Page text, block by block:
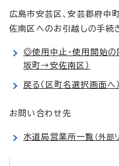
広島市安芸区、安芸郡府中
佐南区へのお引越しの手続
◎使用中止・使用開始の
坂町→安佐南区）
戻る（区町名選択画面へ）
お問い合わせ先
水道局営業所一覧 （外部